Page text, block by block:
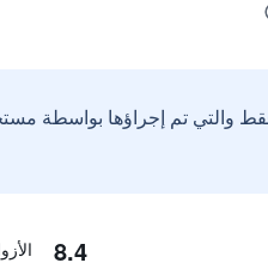
والتي تم إجراؤها بواسطة
8.4